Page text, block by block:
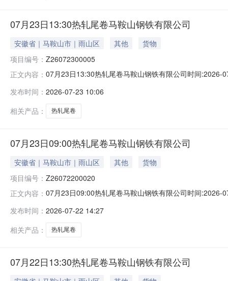
07月23日13:30热轧尾卷马鞍山钢铁有限公司
安徽省｜马鞍山市｜雨山区 其他
货物
项目编号： Z26072300005
正文内容： 07月23日13:30热轧尾卷马鞍山钢铁有限公司时间
保证金：￥1,700.00元交易保证金：￥1,700.00元竞价
发布时间： 2026-07-23 10:06
相关产品：
热轧尾卷
07月23日09:00热轧尾卷马鞍山钢铁有限公司
安徽省｜马鞍山市｜雨山区 其他
货物
项目编号： Z26072200020
正文内容： 07月23日09:00热轧尾卷马鞍山钢铁有限公司时间
保证金：￥1,700.00元交易保证金：￥1,700.00元竞价
发布时间： 2026-07-22 14:27
相关产品：
热轧尾卷
07月22日13:30热轧尾卷马鞍山钢铁有限公司